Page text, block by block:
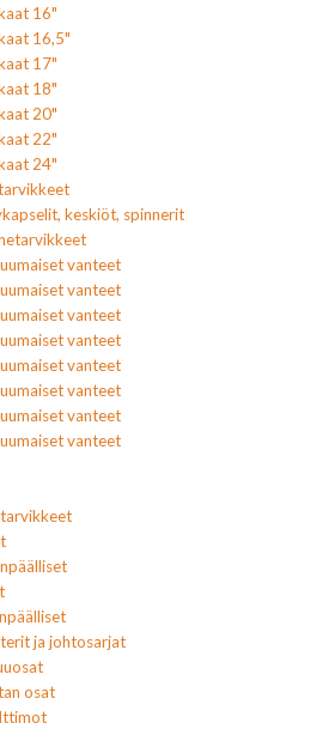
16"
16,5"
17"
18"
20"
22"
24"
keskiöt, spinnerit
vanteet
vanteet
vanteet
vanteet
vanteet
vanteet
vanteet
vanteet
ja johtosarjat
osat